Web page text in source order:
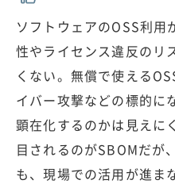
ソフトウェアのOSS利用
性やライセンス違反のリ
くない。無償で使える
イバー攻撃などの標的に
顕在化するのかは見えに
目されるのがSBOMだが
も、現場での活用が進ま